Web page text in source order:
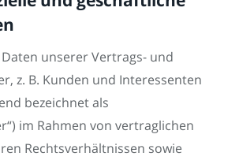
unserer Vertrags- und
z. B. Kunden und Interessenten
bezeichnet als
im Rahmen von vertraglichen
Rechtsverhältnissen sowie